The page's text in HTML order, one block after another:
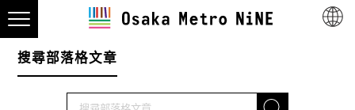
搜尋部落格文章